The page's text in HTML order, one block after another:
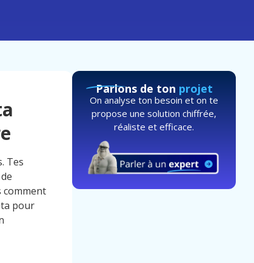
Tes
comment
pour
Parlons de ton projet
On analyse ton besoin et on te
propose une solution chiffrée,
réaliste et efficace.